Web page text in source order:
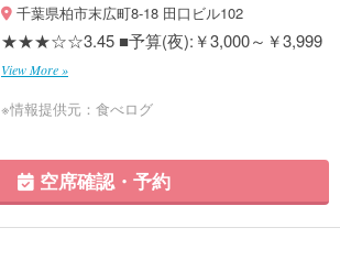
千葉県柏市末広町8-18 田口ビル102
★★★☆☆3.45 ■予算(夜):￥3,000～￥3,999
View More »
※情報提供元：食べログ
空席確認・予約